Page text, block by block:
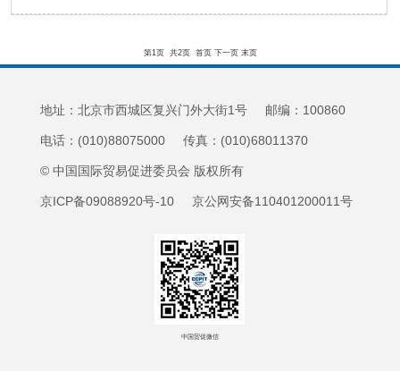
第1页 共2页 首页 下一页 末页
地址：北京市西城区复兴门外大街1号 邮编：100860
电话：(010)88075000 传真：(010)68011370
© 中国国际贸易促进委员会 版权所有
京ICP备09088920号-10 京公网安备110401200011号
中国贸促微信